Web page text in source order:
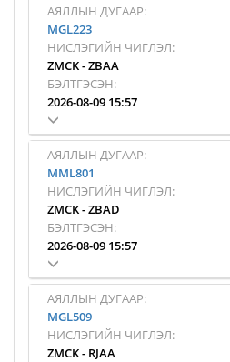
АЯЛЛЫН ДУГААР:
MGL223
НИСЛЭГИЙН ЧИГЛЭЛ:
ZMCK-ZBAA
БЭЛТГЭСЭН:
2026-08-09 15:57
АЯЛЛЫН ДУГААР:
MML801
НИСЛЭГИЙН ЧИГЛЭЛ:
ZMCK-ZBAD
БЭЛТГЭСЭН:
2026-08-09 15:57
АЯЛЛЫН ДУГААР:
MGL509
НИСЛЭГИЙН ЧИГЛЭЛ:
ZMCK- RJAA